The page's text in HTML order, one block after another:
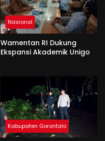
Nasional
Wamentan RI Dukung
Ekspansi Akademik Unigo
Kabupaten Gorontalo